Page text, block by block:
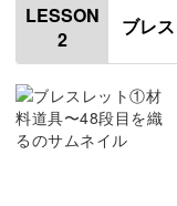
完成した作品は、
品な仕上がりに。
自分で織ったアク
の気分をそっと彩
LESSON
2
ブレ